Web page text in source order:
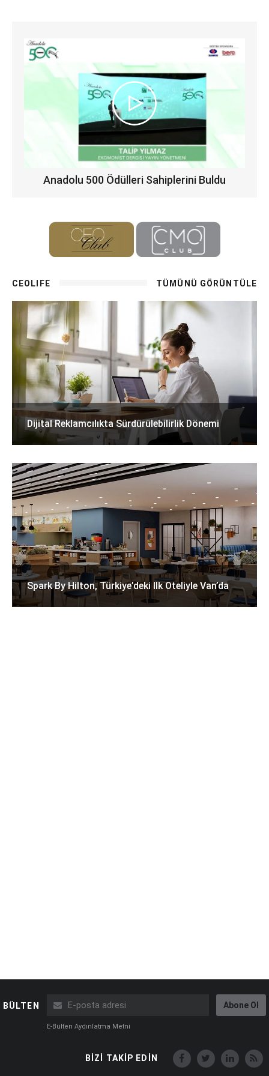
Anadolu 500 Ödülleri Sahiplerini Buldu
CEOLIFE TÜMÜNÜ GÖRÜNTÜLE
Dijital Reklamcılıkta Sürdürülebilirlik Dönemi
Spark By Hilton, Türkiye’deki Ilk Oteliyle Van’da
BÜLTEN Abone Ol
E-Bülten Aydınlatma Metni
BİZİ TAKİP EDİN